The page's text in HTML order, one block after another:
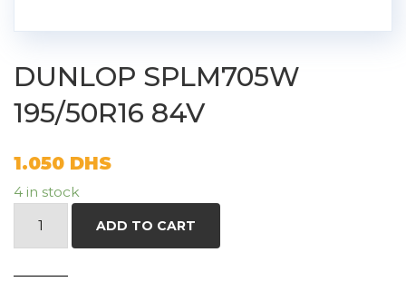
DUNLOP SPLM705W
195/50R16 84V
1.050 DHS
4 in stock
ADD TO CART